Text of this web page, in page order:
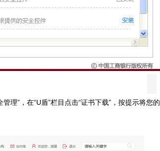
”，在“U盾”栏目点击“证书下载”，按提示将您的